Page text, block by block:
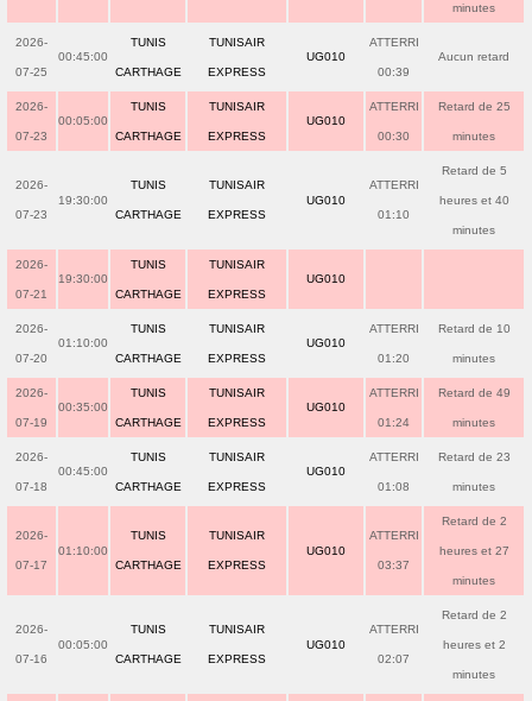
minutes
2026-
07-25
00:45:00
TUNIS
CARTHAGE
TUNISAIR
EXPRESS
UG010
ATTERRI
00:39
Aucun retard
2026-
07-23
00:05:00
TUNIS
CARTHAGE
TUNISAIR
EXPRESS
UG010
ATTERRI
00:30
Retard de 25
minutes
2026-
07-23
19:30:00
TUNIS
CARTHAGE
TUNISAIR
EXPRESS
UG010
ATTERRI
01:10
Retard de 5
heures et 40
minutes
2026-
07-21
19:30:00
TUNIS
CARTHAGE
TUNISAIR
EXPRESS
UG010
2026-
07-20
01:10:00
TUNIS
CARTHAGE
TUNISAIR
EXPRESS
UG010
ATTERRI
01:20
Retard de 10
minutes
2026-
07-19
00:35:00
TUNIS
CARTHAGE
TUNISAIR
EXPRESS
UG010
ATTERRI
01:24
Retard de 49
minutes
2026-
07-18
00:45:00
TUNIS
CARTHAGE
TUNISAIR
EXPRESS
UG010
ATTERRI
01:08
Retard de 23
minutes
2026-
07-17
01:10:00
TUNIS
CARTHAGE
TUNISAIR
EXPRESS
UG010
ATTERRI
03:37
Retard de 2
heures et 27
minutes
2026-
07-16
00:05:00
TUNIS
CARTHAGE
TUNISAIR
EXPRESS
UG010
ATTERRI
02:07
Retard de 2
heures et 2
minutes